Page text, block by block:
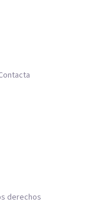
derechos